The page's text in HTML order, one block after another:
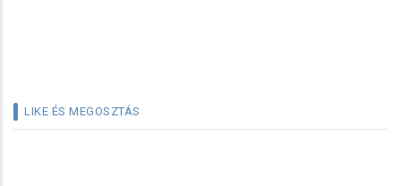
LIKE ÉS MEGOSZTÁS